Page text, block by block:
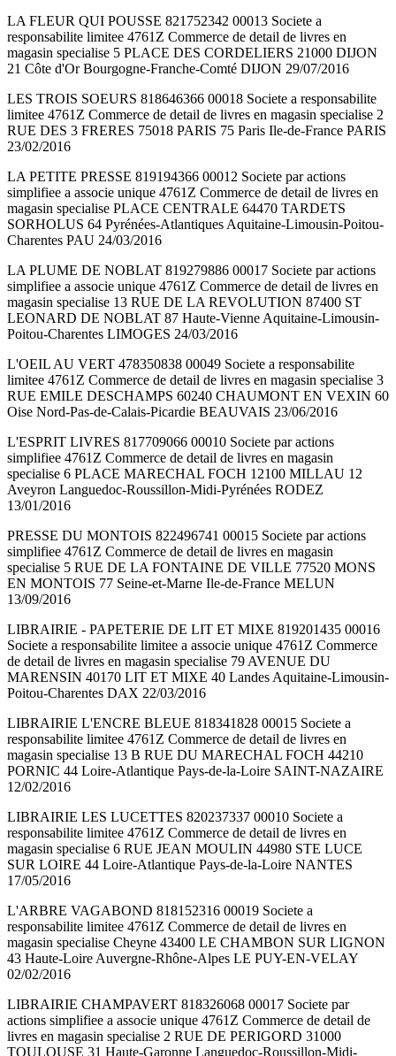
LA FLEUR QUI POUSSE 821752342 00013 Societe a
responsabilite limitee 4761Z Commerce de detail de livres en
magasin specialise 5 PLACE DES CORDELIERS 21000 DIJON
21 Côte d'Or Bourgogne-Franche-Comté DIJON 29/07/2016
LES TROIS SOEURS 818646366 00018 Societe a responsabilite
limitee 4761Z Commerce de detail de livres en magasin specialise 2
RUE DES 3 FRERES 75018 PARIS 75 Paris Ile-de-France PARIS
23/02/2016
LA PETITE PRESSE 819194366 00012 Societe par actions
simplifiee a associe unique 4761Z Commerce de detail de livres en
magasin specialise PLACE CENTRALE 64470 TARDETS
SORHOLUS 64 Pyrénées-Atlantiques Aquitaine-Limousin-Poitou-
Charentes PAU 24/03/2016
LA PLUME DE NOBLAT 819279886 00017 Societe par actions
simplifiee a associe unique 4761Z Commerce de detail de livres en
magasin specialise 13 RUE DE LA REVOLUTION 87400 ST
LEONARD DE NOBLAT 87 Haute-Vienne Aquitaine-Limousin-
Poitou-Charentes LIMOGES 24/03/2016
L'OEIL AU VERT 478350838 00049 Societe a responsabilite
limitee 4761Z Commerce de detail de livres en magasin specialise 3
RUE EMILE DESCHAMPS 60240 CHAUMONT EN VEXIN 60
Oise Nord-Pas-de-Calais-Picardie BEAUVAIS 23/06/2016
L'ESPRIT LIVRES 817709066 00010 Societe par actions
simplifiee 4761Z Commerce de detail de livres en magasin
specialise 6 PLACE MARECHAL FOCH 12100 MILLAU 12
Aveyron Languedoc-Roussillon-Midi-Pyrénées RODEZ
13/01/2016
PRESSE DU MONTOIS 822496741 00015 Societe par actions
simplifiee 4761Z Commerce de detail de livres en magasin
specialise 5 RUE DE LA FONTAINE DE VILLE 77520 MONS
EN MONTOIS 77 Seine-et-Marne Ile-de-France MELUN
13/09/2016
LIBRAIRIE - PAPETERIE DE LIT ET MIXE 819201435 00016
Societe a responsabilite limitee a associe unique 4761Z Commerce
de detail de livres en magasin specialise 79 AVENUE DU
MARENSIN 40170 LIT ET MIXE 40 Landes Aquitaine-Limousin-
Poitou-Charentes DAX 22/03/2016
LIBRAIRIE L'ENCRE BLEUE 818341828 00015 Societe a
responsabilite limitee 4761Z Commerce de detail de livres en
magasin specialise 13 B RUE DU MARECHAL FOCH 44210
PORNIC 44 Loire-Atlantique Pays-de-la-Loire SAINT-NAZAIRE
12/02/2016
LIBRAIRIE LES LUCETTES 820237337 00010 Societe a
responsabilite limitee 4761Z Commerce de detail de livres en
magasin specialise 6 RUE JEAN MOULIN 44980 STE LUCE
SUR LOIRE 44 Loire-Atlantique Pays-de-la-Loire NANTES
17/05/2016
L'ARBRE VAGABOND 818152316 00019 Societe a
responsabilite limitee 4761Z Commerce de detail de livres en
magasin specialise Cheyne 43400 LE CHAMBON SUR LIGNON
43 Haute-Loire Auvergne-Rhône-Alpes LE PUY-EN-VELAY
02/02/2016
LIBRAIRIE CHAMPAVERT 818326068 00017 Societe par
actions simplifiee a associe unique 4761Z Commerce de detail de
livres en magasin specialise 2 RUE DE PERIGORD 31000
TOULOUSE 31 Haute-Garonne Languedoc-Roussillon-Midi-